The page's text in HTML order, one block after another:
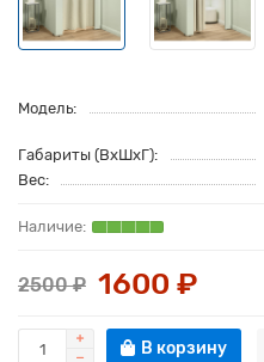
Модель:
Габариты (ВхШхГ):
Вес:
2500 ₽ 1600 ₽
В корзину